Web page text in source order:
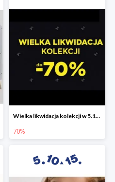
Wielka likwidacja kolekcji w 5.10.15 do -70%
70%